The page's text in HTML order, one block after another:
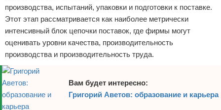
производства, испытаний, упаковки и подготовки к поставке.
Этот этап рассматривается как наиболее метрически
интенсивный блок цепочки поставок, где фирмы могут
оценивать уровни качества, производительность
производства и производительность труда.
Вам будет интересно:
Григорий Аветов: образование и карьера